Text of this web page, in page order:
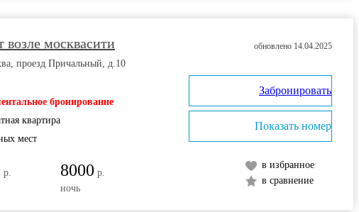
возле москвасити
проезд Причальный, д.10
бронирование
квартира
мест
р.
8000 р.
ночь
обновлено 14.04.2025
в избранное
в сравнение
Забронировать
Показать номер